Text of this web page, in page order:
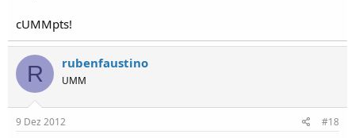
cUMMpts!
R rubenfaustino
UMM
9 Dez 2012 #18